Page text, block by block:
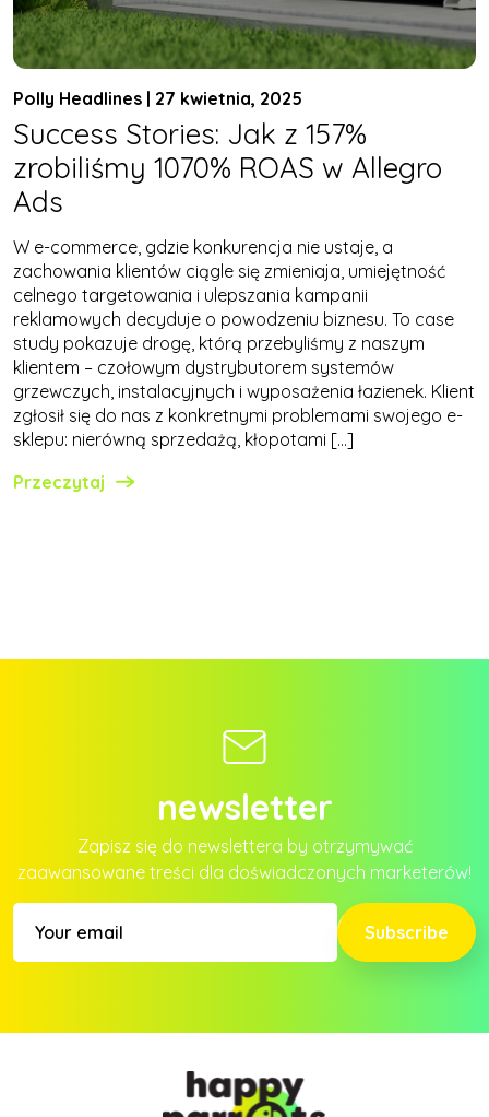
Polly Headlines | 27 kwietnia, 2025
Success Stories: Jak z 157%
zrobiliśmy 1070% ROAS w Allegro
Ads
W e-commerce, gdzie konkurencja nie ustaje, a
zachowania klientów ciągle się zmieniaja, umiejętność
celnego targetowania i ulepszania kampanii
reklamowych decyduje o powodzeniu biznesu. To case
study pokazuje drogę, którą przebyliśmy z naszym
klientem – czołowym dystrybutorem systemów
grzewczych, instalacyjnych i wyposażenia łazienek. Klient
zgłosił się do nas z konkretnymi problemami swojego e-
sklepu: nierówną sprzedażą, kłopotami […]
Przeczytaj
newsletter
Zapisz się do newslettera by otrzymywać
zaawansowane treści dla doświadczonych marketerów!
Subscribe